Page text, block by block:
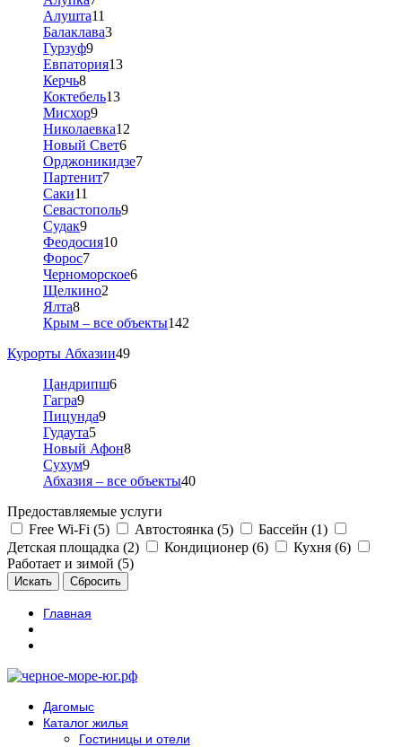
Алушта11
Балаклава3
Гурзуф9
Евпатория13
Керчь8
Коктебель13
Мисхор9
Николаевка12
Новый Свет6
Орджоникидзе7
Партенит7
Саки11
Севастополь9
Судак9
Феодосия10
Форос7
Черноморское6
Щелкино2
Ялта8
Крым – все объекты142
Курорты Абхазии49
Цандрипш6
Гагра9
Пицунда9
Гудаута5
Новый Афон8
Сухум9
Абхазия – все объекты40
Предоставляемые услуги
Free Wi-Fi (5)
Автостоянка (5)
Бассейн (1)
Детская площадка (2)
Кондиционер (6)
Кухня (6)
Работает и зимой (5)
Главная
Дагомыс
Каталог жилья
Гостиницы и отели